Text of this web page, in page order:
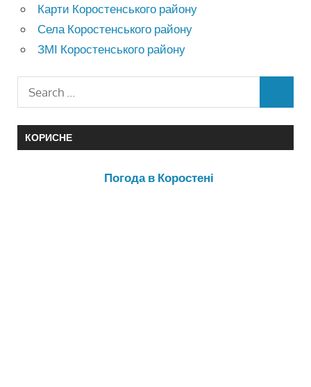
Карти Коростенського району
Села Коростенського району
ЗМІ Коростенського району
КОРИСНЕ
Погода в Коростені